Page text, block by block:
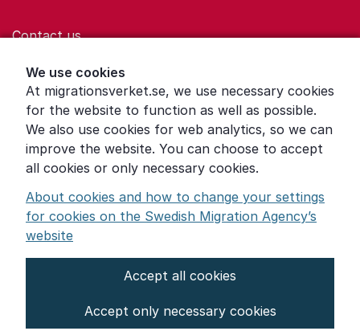
We use cookies
At migrationsverket.se, we use necessary cookies
for the website to function as well as possible.
We also use cookies for web analytics, so we can
improve the website. You can choose to accept
all cookies or only necessary cookies.
About cookies and how to change your settings
for cookies on the Swedish Migration Agency’s
website
Accept all cookies
Accept only necessary cookies
Contact us
Help for those who are living with violence
Word explanations
About the Swedish Migration Agency
Press room
Other languages